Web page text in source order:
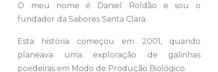
O meu nome é Daniel Roldão e sou o
fundador da Sabores Santa Clara.
Esta história começou em 2001, quando
planeava uma exploração de galinhas
poedeiras em Modo de Produção Biológico.